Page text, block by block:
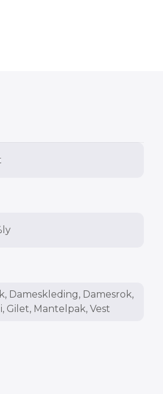
Dameskleding, Damesrok,
Gilet, Mantelpak, Vest